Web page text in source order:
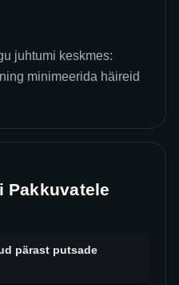
juhtumi keskmes:
minimeerida häireid
Pakkuvatele
pärast putsade